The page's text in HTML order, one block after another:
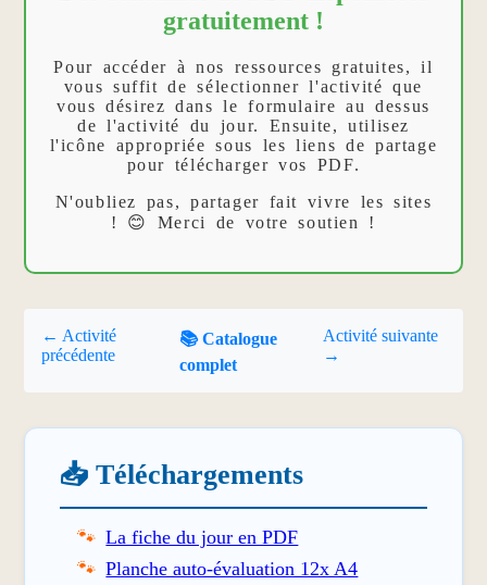
gratuitement !
Pour accéder à nos ressources gratuites, il
vous suffit de sélectionner l'activité que
vous désirez dans le formulaire au dessus
de l'activité du jour. Ensuite, utilisez
l'icône appropriée sous les liens de partage
pour télécharger vos PDF.
N'oubliez pas, partager fait vivre les sites
! 😊 Merci de votre soutien !
← Activité
précédente
📚 Catalogue
complet
Activité suivante
→
📥 Téléchargements
La fiche du jour en PDF
Planche auto-évaluation 12x A4